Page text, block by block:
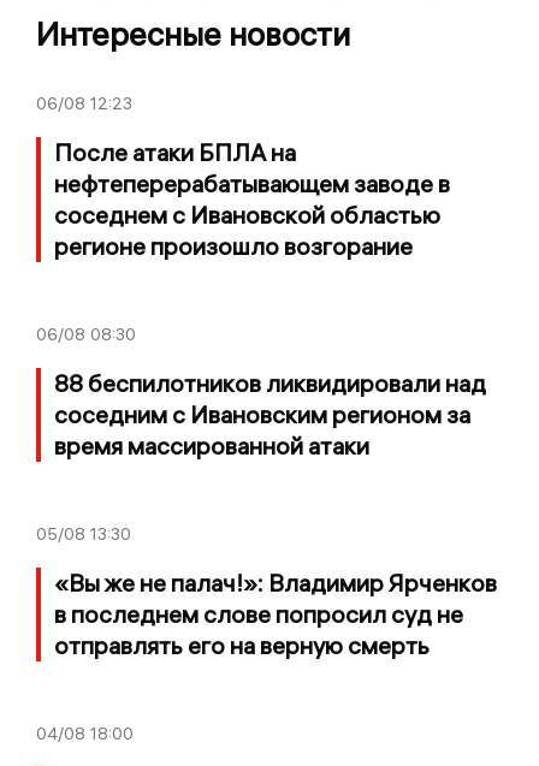
Интересные новости
06/08 12:23
После атаки БПЛА на
нефтеперерабатывающем заводе в
соседнем с Ивановской областью
регионе произошло возгорание
06/08 08:30
88 беспилотников ликвидировали над
соседним с Ивановским регионом за
время массированной атаки
05/08 13:30
«Вы же не палач!»: Владимир Ярченков
в последнем слове попросил суд не
отправлять его на верную смерть
04/08 18:00